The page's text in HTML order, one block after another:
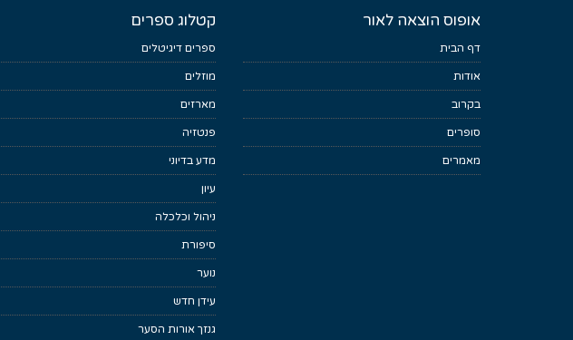
אופוס הוצאה לאור
דף הבית
אודות
בקרוב
סופרים
מאמרים
קטלוג ספרים
ספרים דיגיטלים
מוזלים
מארזים
פנטזיה
מדע בדיוני
עיון
ניהול וכלכלה
סיפורת
נוער
עידן חדש
גנזך אורות הסער